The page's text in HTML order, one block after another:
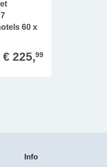
60 x
€ 225,99
Info